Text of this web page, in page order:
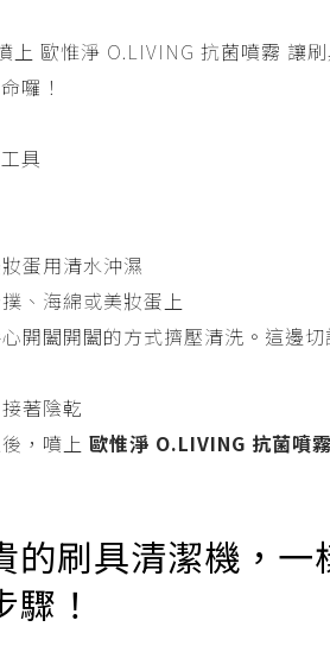
上 歐惟淨 O.LIVING 抗菌噴霧 讓
囉！
具
蛋用清水沖濕
、海綿或美妝蛋上
開闔開闔的方式擠壓清洗。這邊
著陰乾
，噴上 歐惟淨 O.LIVING 抗菌噴霧
的刷具清潔機，
！